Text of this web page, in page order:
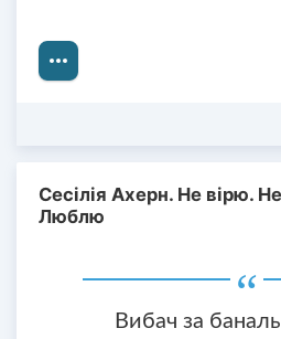
Сесілія Ахерн. Не вірю.
Люблю
Вибач за